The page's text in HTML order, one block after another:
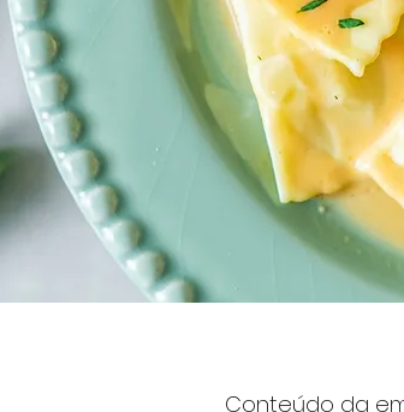
Conteúdo da